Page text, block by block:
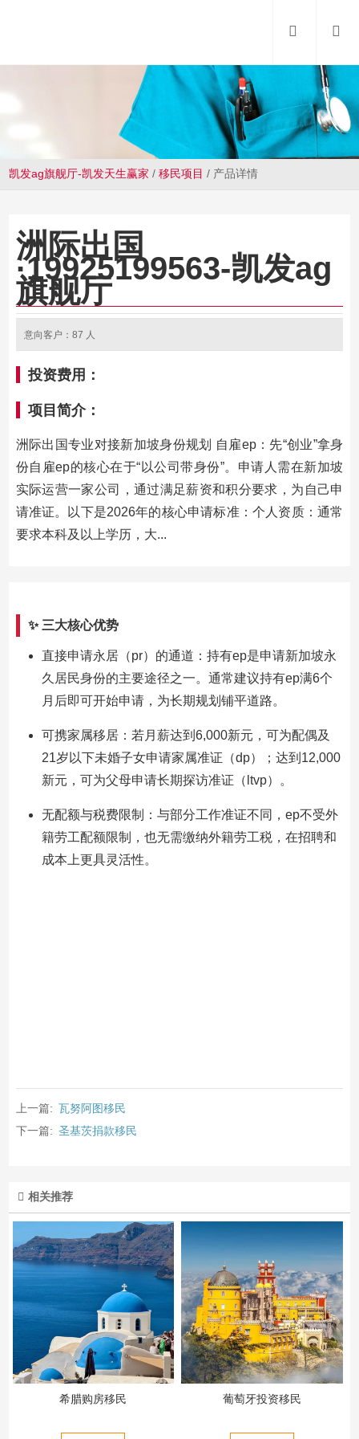
凯发ag旗舰厅-凯发天生赢家 /移民项目 / 产品详情
洲际出国
·19925199563-凯发ag
旗舰厅
意向客户：87 人
投资费用：
项目简介：
洲际出国专业对接新加坡身份规划 自雇ep：先“创业”拿身
份自雇ep的核心在于“以公司带身份”。申请人需在新加坡
实际运营一家公司，通过满足薪资和积分要求，为自己申
请准证。以下是2026年的核心申请标准：个人资质：通常
要求本科及以上学历，大...
✨ 三大核心优势
直接申请永居（pr）的通道：持有ep是申请新加坡永
久居民身份的主要途径之一。通常建议持有ep满6个
月后即可开始申请，为长期规划铺平道路。
可携家属移居：若月薪达到6,000新元，可为配偶及
21岁以下未婚子女申请家属准证（dp）；达到12,000
新元，可为父母申请长期探访准证（ltvp）。
无配额与税费限制：与部分工作准证不同，ep不受外
籍劳工配额限制，也无需缴纳外籍劳工税，在招聘和
成本上更具灵活性。
上一篇: 瓦努阿图移民
下一篇: 圣基茨捐款移民
相关推荐
希腊购房移民 葡萄牙投资移民